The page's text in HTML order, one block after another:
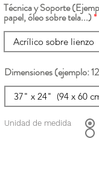
Técnica y Soporte
papel, óleo sobre tela...)
Dimensiones (ejemplo:
Unidad de medida